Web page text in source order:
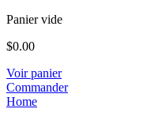
Panier vide
$0.00
Voir panier
Commander
Home